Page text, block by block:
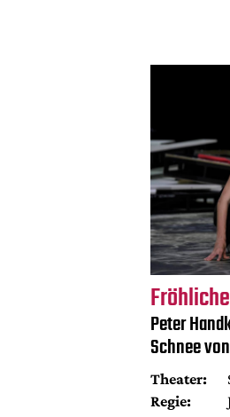
Peter
Schnee
Theater:
Regie: